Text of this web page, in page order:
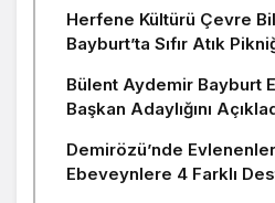
Herfene Kültürü Çevre
Bayburt’ta Sıfır Atık
Bülent Aydemir Bayburt
Başkan Adaylığını
Demirözü’nde
Ebeveynlere 4 Farklı